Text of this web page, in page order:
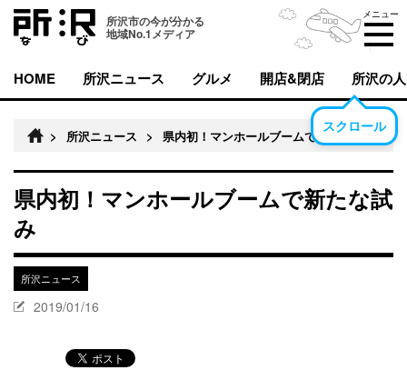
所沢市の今が分かる
地域No.1メディア
メニュー
HOME 所沢ニュース グルメ 開店&閉店 所沢の人
スクロール
> 所沢ニュース > 県内初！マンホールブームで新たな試み
県内初！マンホールブームで新たな試
み
所沢ニュース
2019/01/16